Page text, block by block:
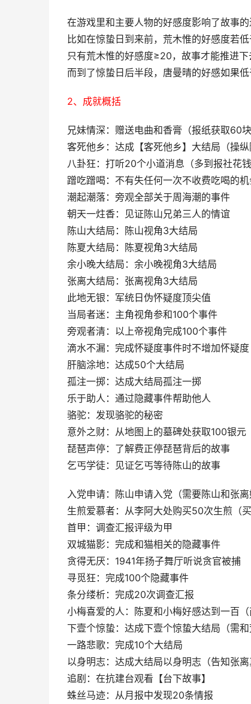
在游戏里和主要人物的好感度影响了故事的
比如在惊蛰日到来前，荒木惟的好感度若
只有荒木惟的好感度≥20，故事才能推进下
而到了惊蛰日后半段，唐曼晴的好感如果
2、成就概括
兄妹情深：赠送电曲和香膏（报纸获取60
客死他乡：达成【客死他乡】大结局（操纵
八卦狂：打听20个小道消息（多到报社花钱
蹭吃蹭喝：不有失任何一次不收费吃喝的
潮起潮落：旁观全部关于周海潮的事件
朝天一炷香：见证陈山兄弟三人的情谊
陈山大结局：陈山视角3大结局
陈夏大结局：陈夏视角3大结局
余小晚大结局：余小晚视角3大结局
张离大结局：张离视角3大结局
此地无银：军统日伪怀疑度顶尖值
当局者迷：主角视角参和100个事件
旁观者清：以上帝视角完成100个事件
滴水不漏：完成怀疑度事件时不增加怀疑
肝脑涂地：达成50个大结局
孤注一掷：达成大结局孤注一掷
乐于助人：通过隐藏事件帮助他人
骆驼：发现骆驼的秘密
意外之财：从地图上的墓碑处获取100银元
琵琶声停：了解费正停琵琶背后的故事
乞丐学徒：见证乞丐等待陈山的故事
入党申请：陈山申请入党（需要陈山和张
生煎爱慕者：从李阿大处购买50次生煎（买
首甲：调查汇报评级为甲
双城猫影：完成和猫相关的隐藏事件
贪得无厌：1941年扬子舞厅听说贪官被捕
寻觅狂：完成100个隐藏事件
条分缕析：完成20次调查汇报
小梅喜爱的人：陈夏和小梅好感达到一百（
下壹个惊蛰：达成下壹个惊蛰大结局（需和
一路悲歌：完成10个大结局
以身明志：达成大结局以身明志（告知张离
追剧：在抗建台观看【台下故事】
蛛丝马迹：从月报中发现20条情报